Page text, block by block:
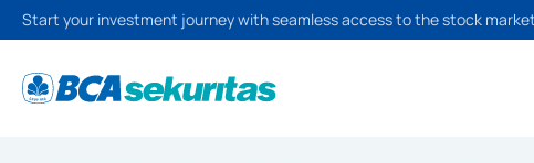
Start your investment journey with seamless access to the stock